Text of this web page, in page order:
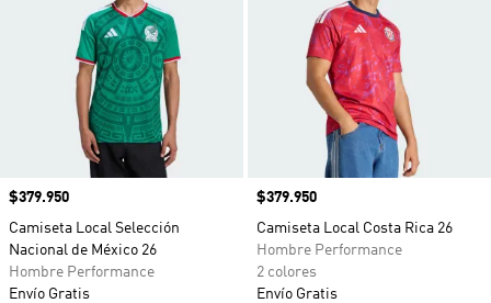
Precio
$379.950
Camiseta Local Selección
Nacional de México 26
Hombre Performance
Envío Gratis
Precio
$379.950
Camiseta Local Costa Rica 26
Hombre Performance
2 colores
Envío Gratis